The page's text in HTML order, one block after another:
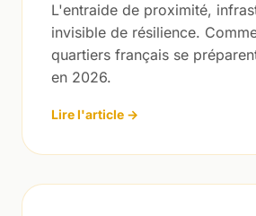
L'entraide de proximité,
invisible de résilience.
quartiers français se
en 2026.
Lire l'article →